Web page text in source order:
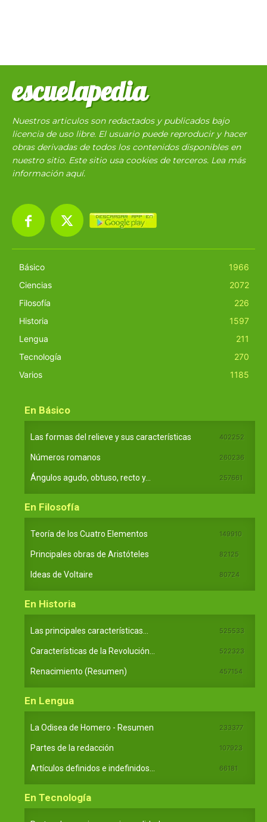
escuelapedia
Nuestros articulos son redactados y publicados bajo
licencia de uso libre. El usuario puede reproducir y hacer
obras derivadas de todos los contenidos disponibles en
nuestro sitio. Este sitio usa cookies de terceros. Lea más
información aquí.
Básico
1966
Ciencias
2072
Filosofía
226
Historia
1597
Lengua
211
Tecnología
270
Varios
1185
En Básico
Las formas del relieve y sus características 402252
Números romanos 260236
Ángulos agudo, obtuso, recto y... 257661
En Filosofía
Teoría de los Cuatro Elementos 149910
Principales obras de Aristóteles 82125
Ideas de Voltaire 80724
En Historia
Las principales características... 525533
Características de la Revolución... 522323
Renacimiento (Resumen) 457154
En Lengua
La Odisea de Homero - Resumen 233377
Partes de la redacción 107923
Artículos definidos e indefinidos... 66181
En Tecnología